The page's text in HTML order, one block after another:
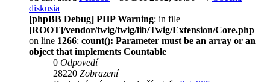
diskusia
[phpBB Debug] PHP Warning: in file
[ROOT]/vendor/twig/twig/lib/Twig/Extension/Core.php
on line 1266: count(): Parameter must be an array or an
object that implements Countable
0 Odpovedí
28220 Zobrazení